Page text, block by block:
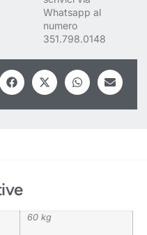
Whatsapp al
numero
351.798.0148
60 kg